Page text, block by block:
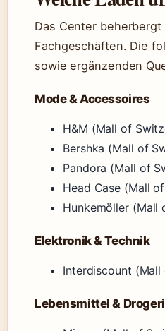
Das Center
Fachgeschäften. Die
sowie ergänzenden
Mode & Accessoires
H&M (Mall of
Bershka (Mall of
Pandora (Mall of
Head Case (Mall
Hunkemöller (Mall
Elektronik & Technik
Interdiscount
Lebensmittel &